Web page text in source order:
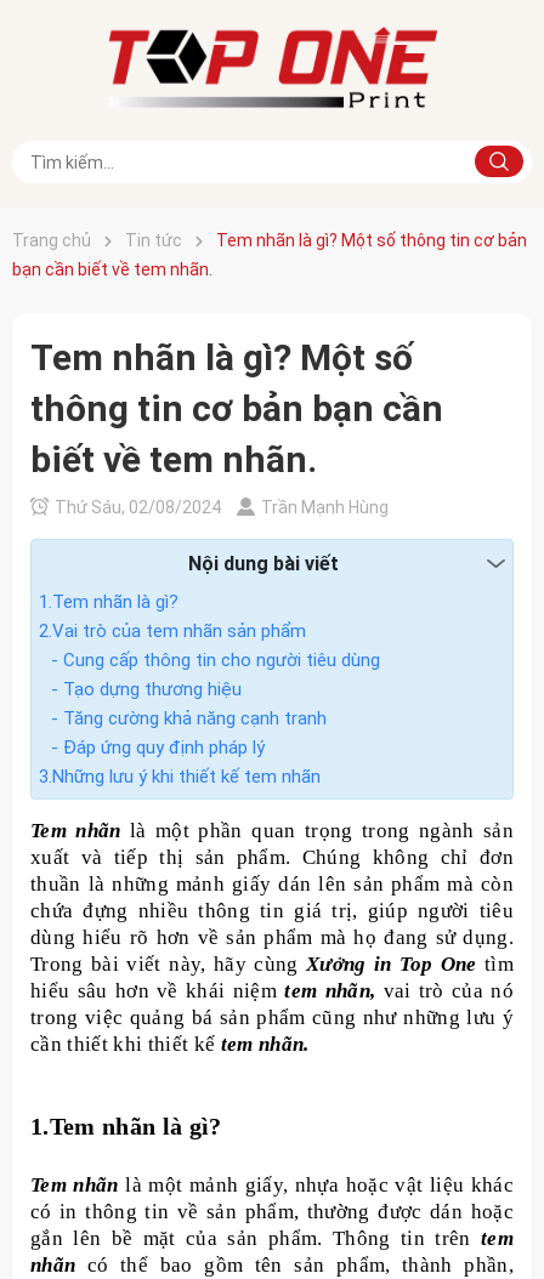
Trang chủ Tin tức
Tem nhãn là gì? Một số thông tin cơ bản
bạn cần biết về tem nhãn.
Tem nhãn là gì? Một số
thông tin cơ bản bạn cần
biết về tem nhãn.
Thứ Sáu, 02/08/2024 Trần Mạnh Hùng
Nội dung bài viết
1.Tem nhãn là gì?
2.Vai trò của tem nhãn sản phẩm
- Cung cấp thông tin cho người tiêu dùng
- Tạo dựng thương hiệu
- Tăng cường khả năng cạnh tranh
- Đáp ứng quy định pháp lý
3.Những lưu ý khi thiết kế tem nhãn
Tem nhãn là một phần quan trọng trong ngành sản
xuất và tiếp thị sản phẩm. Chúng không chỉ đơn
thuần là những mảnh giấy dán lên sản phẩm mà còn
chứa đựng nhiều thông tin giá trị, giúp người tiêu
dùng hiểu rõ hơn về sản phẩm mà họ đang sử dụng.
Trong bài viết này, hãy cùngXưởng in Top One tìm
hiểu sâu hơn về khái niệmtem nhãn, vai trò của nó
trong việc quảng bá sản phẩm cũng như những lưu ý
cần thiết khi thiết kế tem nhãn.
1.Tem nhãn là gì?
Tem nhãn là một mảnh giấy, nhựa hoặc vật liệu khác
có in thông tin về sản phẩm, thường được dán hoặc
gắn lên bề mặt của sản phẩm. Thông tin trên tem
nhãn có thể bao gồm tên sản phẩm, thành phần,